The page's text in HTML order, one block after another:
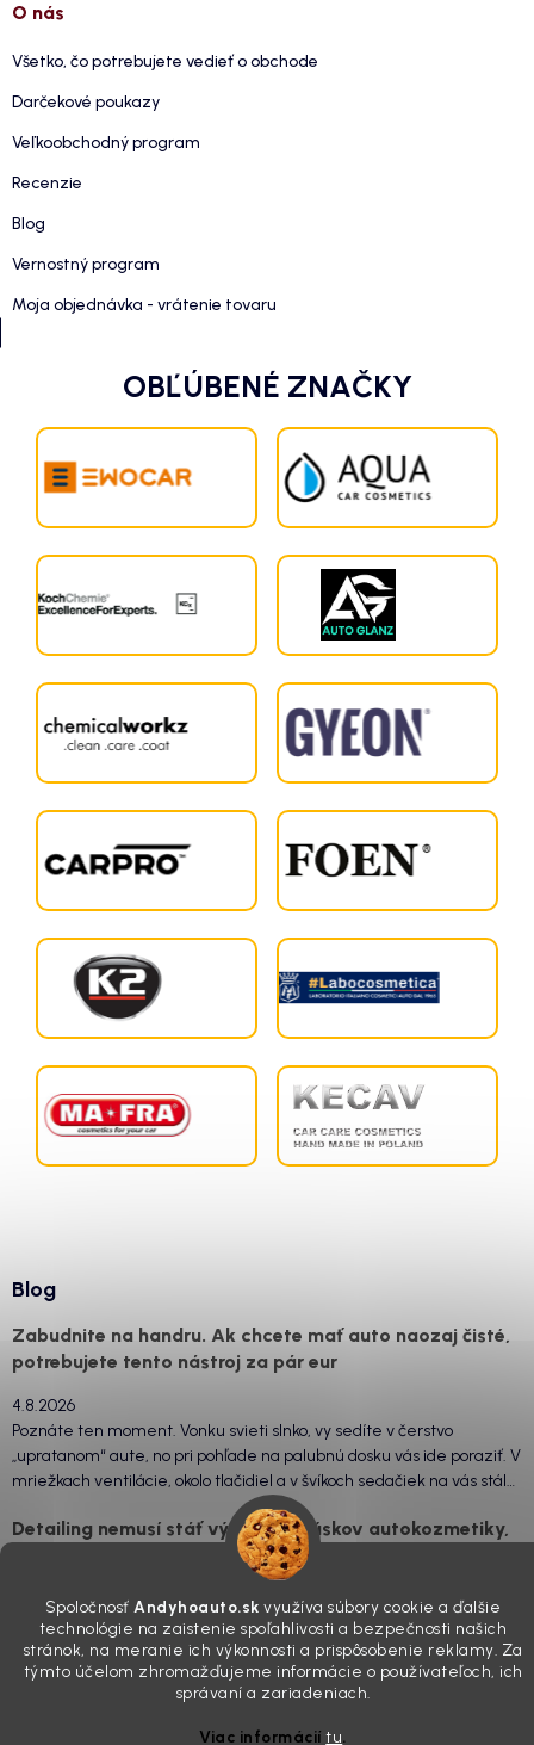
Spoločnosť Andyhoauto.sk využíva súbory cookie a ďalšie
technológie na zaistenie spoľahlivosti a bezpečnosti našich
stránok, na meranie ich výkonnosti a prispôsobenie reklamy. Za
týmto účelom zhromažďujeme informácie o používateľoch, ich
správaní a zariadeniach.
Viac informáciítu.
O nás
Všetko, čo potrebujete vedieť o obchode
Darčekové poukazy
Veľkoobchodný program
Recenzie
Blog
Vernostný program
Moja objednávka - vrátenie tovaru
OBĽÚBENÉ ZNAČKY
Blog
Zabudnite na handru. Ak chcete mať auto naozaj čisté,
potrebujete tento nástroj za pár eur
4.8.2026
Poznáte ten moment. Vonku svieti slnko, vy sedíte v čerstvo
„upratanom“ aute, no pri pohľade na palubnú dosku vás ide poraziť. V
mriežkach ventilácie, okolo tlačidiel a v švíkoch sedačiek na vás stále
drzo pozerá prach. Handra ani vysávač tam jednodu...
Detailing nemusí stáť výplatu: 5 kúskov autokozmetiky,
ktoré sa teraz reálne oplatia
31.7.2026
Sobotné ráno, káva v ruke a pred vami zaprášená kapota. Pre
niekoho nuda, pre nás najlepší relax. Lenže keď si v košíku spočítate
všetky tie fľaštičky, šampóny a utierky, výsledná suma vie poriadne
pokaziť náladu. Dobrá správa je, že aj profi výbava ...